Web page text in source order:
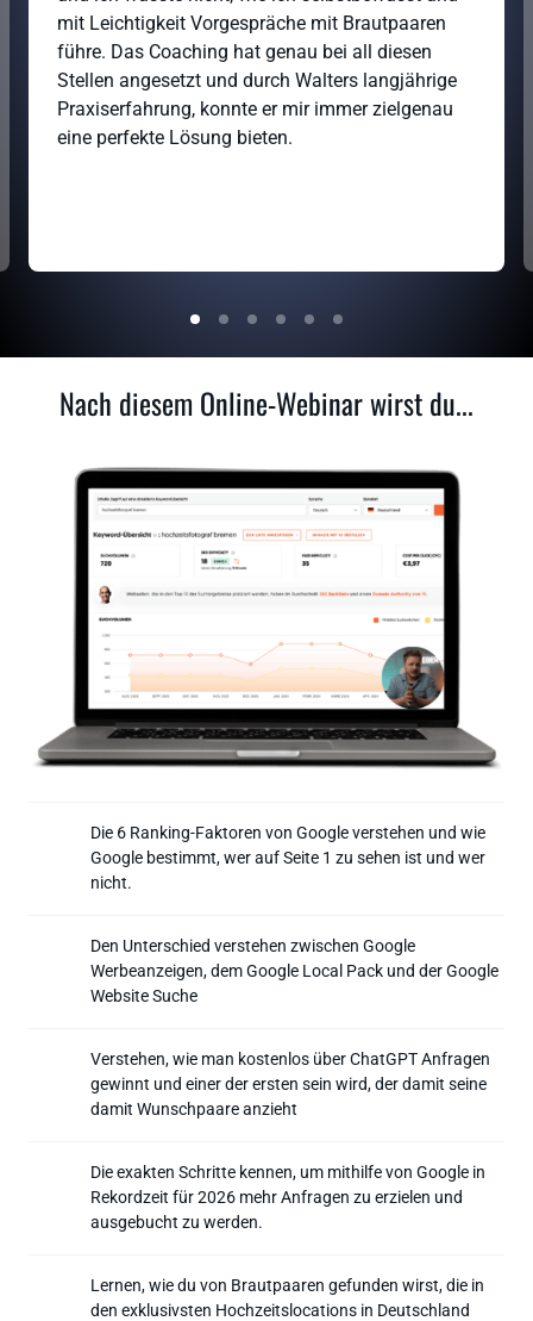
mit Leichtigkeit Vorgespräche mit Brautpaaren
führe. Das Coaching hat genau bei all diesen
Stellen angesetzt und durch Walters langjährige
Praxiserfahrung, konnte er mir immer zielgenau
eine perfekte Lösung bieten.
Nach diesem Online-Webinar wirst du...
Die 6 Ranking-Faktoren von Google verstehen und wie
Google bestimmt, wer auf Seite 1 zu sehen ist und wer
nicht.
Den Unterschied verstehen zwischen Google
Werbeanzeigen, dem Google Local Pack und der Google
Website Suche
Verstehen, wie man kostenlos über ChatGPT Anfragen
gewinnt und einer der ersten sein wird, der damit seine
damit Wunschpaare anzieht
Die exakten Schritte kennen, um mithilfe von Google in
Rekordzeit für 2026 mehr Anfragen zu erzielen und
ausgebucht zu werden.
Lernen, wie du von Brautpaaren gefunden wirst, die in
den exklusivsten Hochzeitslocations in Deutschland